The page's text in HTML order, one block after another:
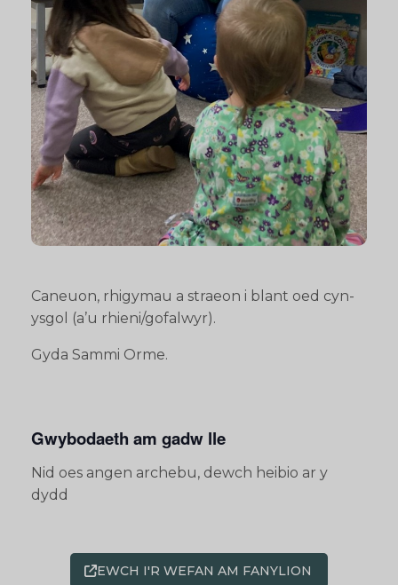
Caneuon, rhigymau a straeon i blant oed cyn-
ysgol (a’u rhieni/gofalwyr).
Gyda Sammi Orme.
Gwybodaeth am gadw lle
Nid oes angen archebu, dewch heibio ar y
dydd
EWCH I'R WEFAN AM FANYLION